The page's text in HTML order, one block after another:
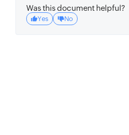
Was this document helpful?
Yes No